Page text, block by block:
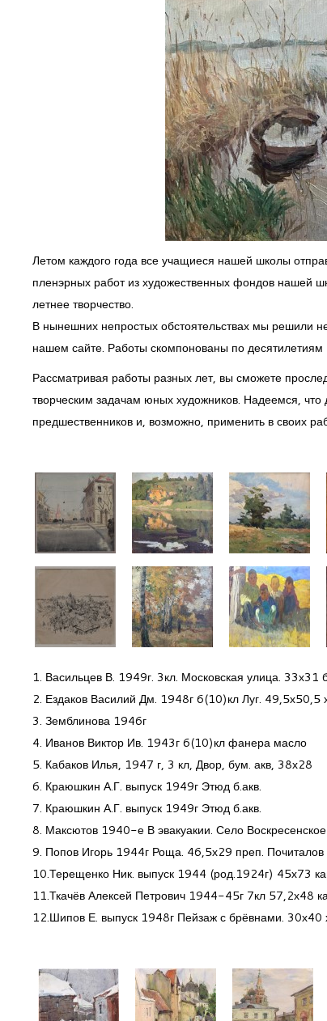
Летом каждого года все учащиеся нашей школы
пленэрных работ из художественных фондов нашей
летнее творчество.
В нынешних непростых обстоятельствах мы решили
нашем сайте. Работы скомпонованы по
Рассматривая работы разных лет, вы сможете
творческим задачам юных художников. Надеемся,
предшественников и, возможно, применить в своих
1. Васильцев В. 1949г. 3кл. Московская улица. 33х31
2. Ездаков Василий Дм. 1948г 6(10)кл Луг. 49,5х50,5
3. Земблинова 1946г
4. Иванов Виктор Ив. 1943г 6(10)кл фанера масло
5. Кабаков Илья, 1947 г, 3 кл, Двор, бум. акв, 38х28
6. Краюшкин А.Г. выпуск 1949г Этюд б.акв.
7. Краюшкин А.Г. выпуск 1949г Этюд б.акв.
8. Максютов 1940-е В эвакуакии. Село Воскресенское
9. Попов Игорь 1944г Роща. 46,5х29 преп. Почиталов
10.Терещенко Ник. выпуск 1944 (род.1924г) 45х73
11.Ткачёв Алексей Петрович 1944-45г 7кл 57,2х48
12.Шипов Е. выпуск 1948г Пейзаж с брёвнами. 30х40